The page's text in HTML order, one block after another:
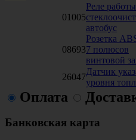
01005
Реле работы
автобус
08693
Розетка
7 полюсов
винтовой
26047
Датчик
уровня
Оплата
Банковская карта